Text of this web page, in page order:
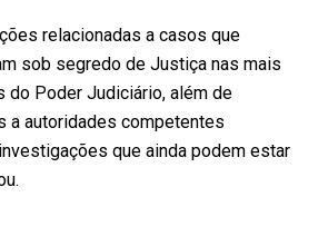
relacionadas a casos que
sob segredo de Justiça nas mais
do Poder Judiciário, além de
a autoridades competentes
que ainda podem estar